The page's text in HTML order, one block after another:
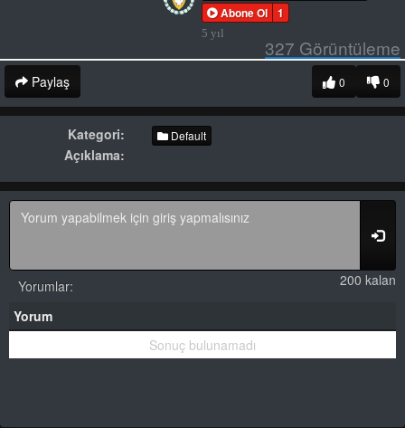
Abone Ol 1
5 yıl
327 Görüntüleme
Paylaş 0
0
Kategori: Default
Açıklama:
200 kalan
Yorumlar:
Yorum
Sonuç bulunamadı